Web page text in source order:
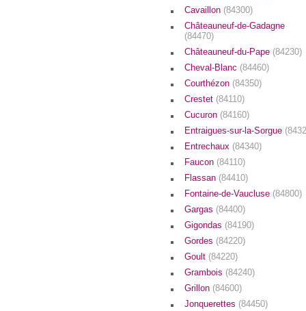
Cavaillon (84300)
Châteauneuf-de-Gadagne
(84470)
Châteauneuf-du-Pape (84230)
Cheval-Blanc (84460)
Courthézon (84350)
Crestet (84110)
Cucuron (84160)
Entraigues-sur-la-Sorgue
Entrechaux (84340)
Faucon (84110)
Flassan (84410)
Fontaine-de-Vaucluse (84800)
Gargas (84400)
Gigondas (84190)
Gordes (84220)
Goult (84220)
Grambois (84240)
Grillon (84600)
Jonquerettes (84450)